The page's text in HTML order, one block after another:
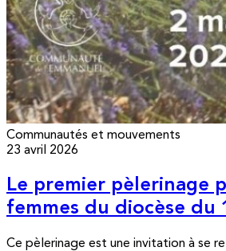
Communautés et mouvements
23 avril 2026
Le premier pèlerinage
femmes du diocèse du
Ce pèlerinage est une invitation à se